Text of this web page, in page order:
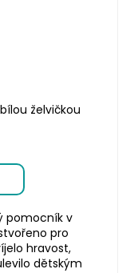
želvičkou
pomocník v
pro
hravost,
dětským